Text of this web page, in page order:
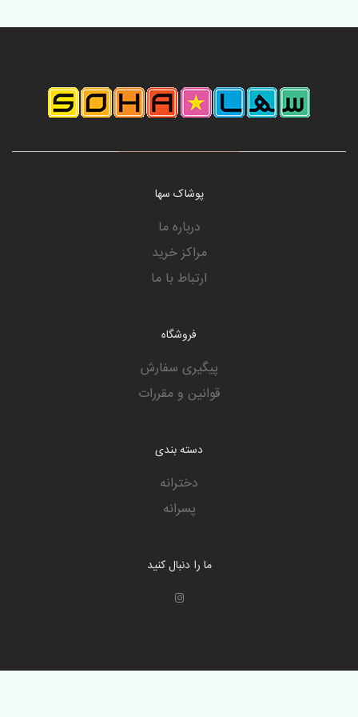
پوشاک سها
درباره ما
مراکز خرید
ارتباط با ما
فروشگاه
پیگیری سفارش
قوانین و مقررات
دسته بندی
دخترانه
پسرانه
ما را دنبال کنید